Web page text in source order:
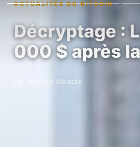
ACTUALITÉS DU BITCOIN
Décryptage :
000 $ après
Par Jean-Luc Maracon